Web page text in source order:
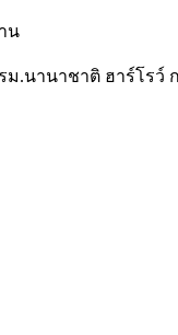
น
.นานาชาติ ฮาร์โรว์